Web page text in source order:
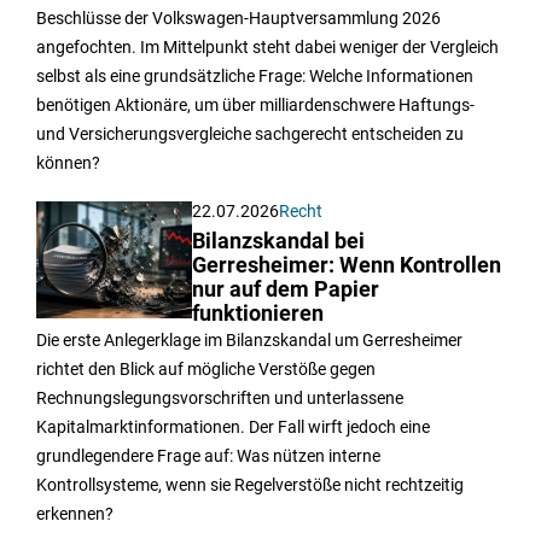
Beschlüsse der Volkswagen-Hauptversammlung 2026
angefochten. Im Mittelpunkt steht dabei weniger der Vergleich
selbst als eine grundsätzliche Frage: Welche Informationen
benötigen Aktionäre, um über milliardenschwere Haftungs-
und Versicherungsvergleiche sachgerecht entscheiden zu
können?
22.07.2026Recht
Bilanzskandal bei
Gerresheimer: Wenn Kontrollen
nur auf dem Papier
funktionieren
Die erste Anlegerklage im Bilanzskandal um Gerresheimer
richtet den Blick auf mögliche Verstöße gegen
Rechnungslegungsvorschriften und unterlassene
Kapitalmarktinformationen. Der Fall wirft jedoch eine
grundlegendere Frage auf: Was nützen interne
Kontrollsysteme, wenn sie Regelverstöße nicht rechtzeitig
erkennen?